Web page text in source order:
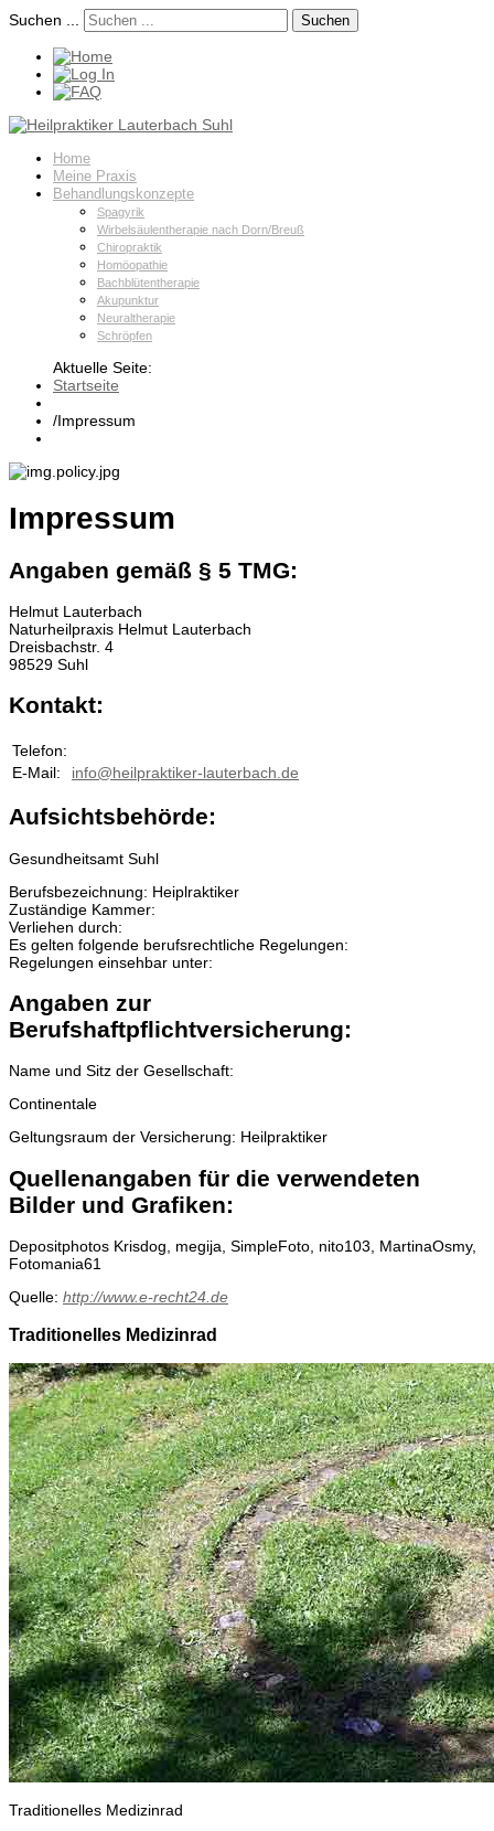
Suchen ... Suchen
Home
Meine Praxis
Behandlungskonzepte
Spagyrik
Wirbelsäulentherapie nach Dorn/Breuß
Chiropraktik
Homöopathie
Bachblütentherapie
Akupunktur
Neuraltherapie
Schröpfen
Aktuelle Seite:
Startseite
/Impressum
Impressum
Angaben gemäß § 5 TMG:
Helmut Lauterbach
Naturheilpraxis Helmut Lauterbach
Dreisbachstr. 4
98529 Suhl
Kontakt:
Telefon:
E-Mail:
info@heilpraktiker-lauterbach.de
Aufsichtsbehörde:
Gesundheitsamt Suhl
Berufsbezeichnung: Heiplraktiker
Zuständige Kammer:
Verliehen durch:
Es gelten folgende berufsrechtliche Regelungen:
Regelungen einsehbar unter:
Angaben zur
Berufshaftpflichtversicherung:
Name und Sitz der Gesellschaft:
Continentale
Geltungsraum der Versicherung: Heilpraktiker
Quellenangaben für die verwendeten
Bilder und Grafiken:
Depositphotos Krisdog, megija, SimpleFoto, nito103, MartinaOsmy,
Fotomania61
Quelle: http://www.e-recht24.de
Traditionelles Medizinrad
Traditionelles Medizinrad